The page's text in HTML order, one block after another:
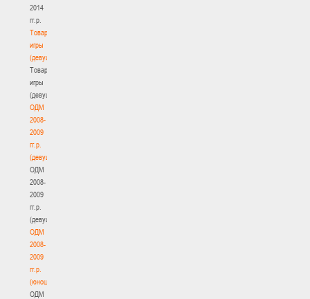
2014
гг.р.
Товарищеские
игры
(девушки)
Товарищеские
игры
(девушки)
ОДМ
2008-
2009
гг.р.
(девушки)
ОДМ
2008-
2009
гг.р.
(девушки)
ОДМ
2008-
2009
гг.р.
(юноши)
ОДМ